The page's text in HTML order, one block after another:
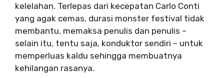
kelelahan. Terlepas dari kecepatan Carlo Conti
yang agak cemas, durasi monster festival tidak
membantu, memaksa penulis dan penulis –
selain itu, tentu saja, konduktor sendiri – untuk
memperluas kaldu sehingga membuatnya
kehilangan rasanya.